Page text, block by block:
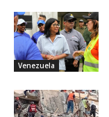
Venezuela